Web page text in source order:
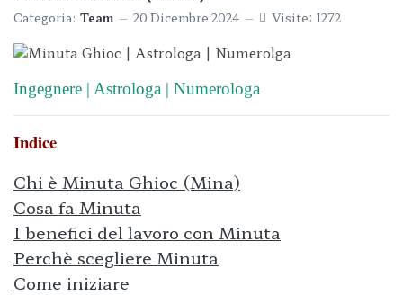
Categoria: Team 20 Dicembre 2024 Visite: 1272
Ingegnere | Astrologa | Numerologa
Indice
Chi è Minuta Ghioc (Mina)
Cosa fa Minuta
I benefici del lavoro con Minuta
Perchè scegliere Minuta
Come iniziare